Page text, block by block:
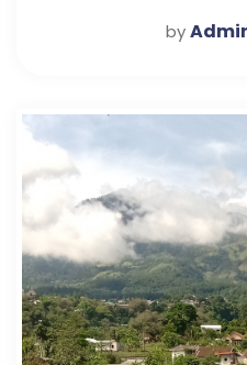
by